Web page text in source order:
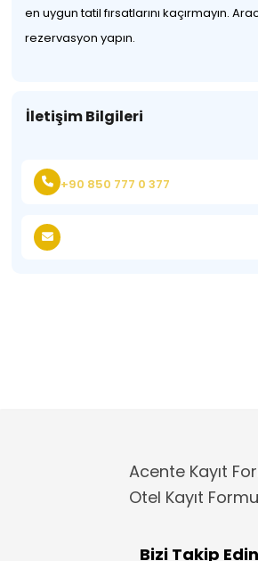
en uygun tatil fırsatlarını kaçırmayın.
rezervasyon yapın.
İletişim Bilgileri
+90 850 777 0 377
Acente Kayıt
Otel Kayıt Formu
Bizi Takip Edin